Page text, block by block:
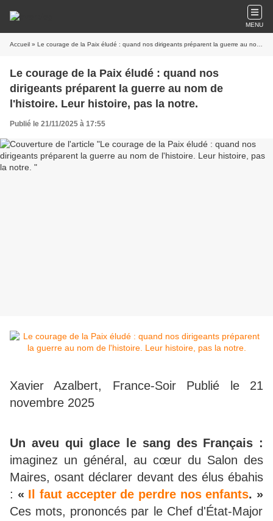
MENU
Accueil » Le courage de la Paix éludé : quand nos dirigeants préparent la guerre au nom de l'histoire. Leur histoire, pas la notre.
Le courage de la Paix éludé : quand nos
dirigeants préparent la guerre au nom de
l'histoire. Leur histoire, pas la notre.
Publié le 21/11/2025 à 17:55
Xavier Azalbert, France-Soir Publié le 21
novembre 2025
Un aveu qui glace le sang des Français :
imaginez un général, au cœur du Salon des
Maires, osant déclarer devant des élus ébahis
: « Il faut accepter de perdre nos enfants. »
Ces mots, prononcés par le Chef d'État-Major